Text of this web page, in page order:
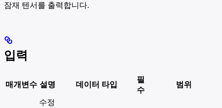
잠재 텐서를 출력합니다.
입력
매개변수 설명 데이터 타입
필
수
범위
수정